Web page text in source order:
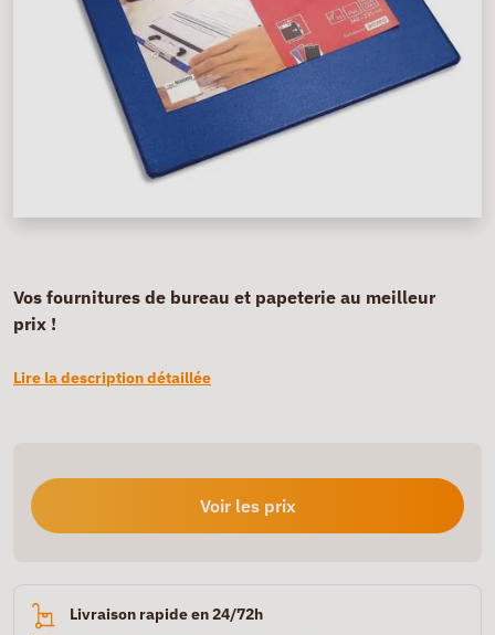
Vos fournitures de bureau et papeterie au meilleur
prix !
Lire la description détaillée
Voir les prix
Livraison rapide en 24/72h